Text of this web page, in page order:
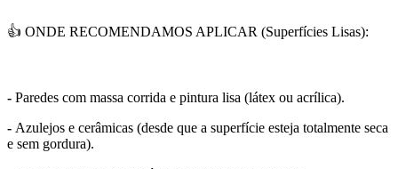
👍 ONDE RECOMENDAMOS APLICAR (Superfícies Lisas):
- Paredes com massa corrida e pintura lisa (látex ou acrílica).
- Azulejos e cerâmicas (desde que a superfície esteja totalmente seca
e sem gordura).